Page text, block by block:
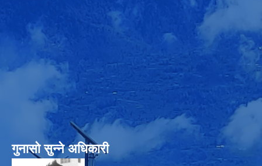
गुनासो सुन्‍ने अधिकारी